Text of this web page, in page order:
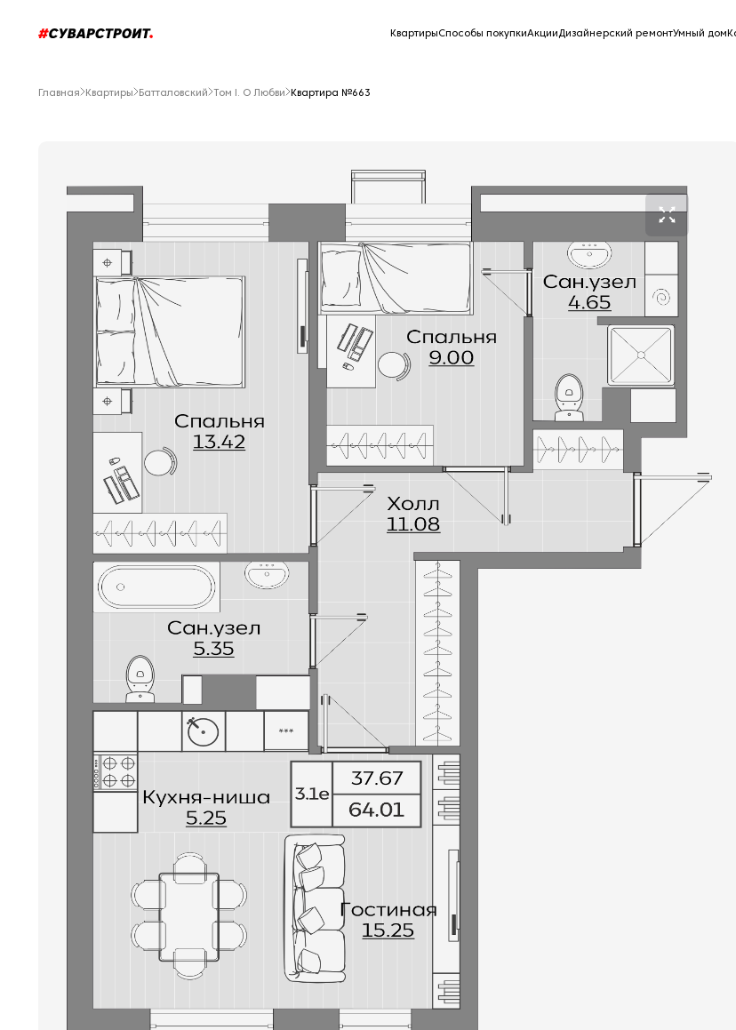
КвартирыСпособы покупкиАкцииДизайнерский ремонтУмный дом
Главная Квартиры Батталовский Том I. О Любви Квартира №663